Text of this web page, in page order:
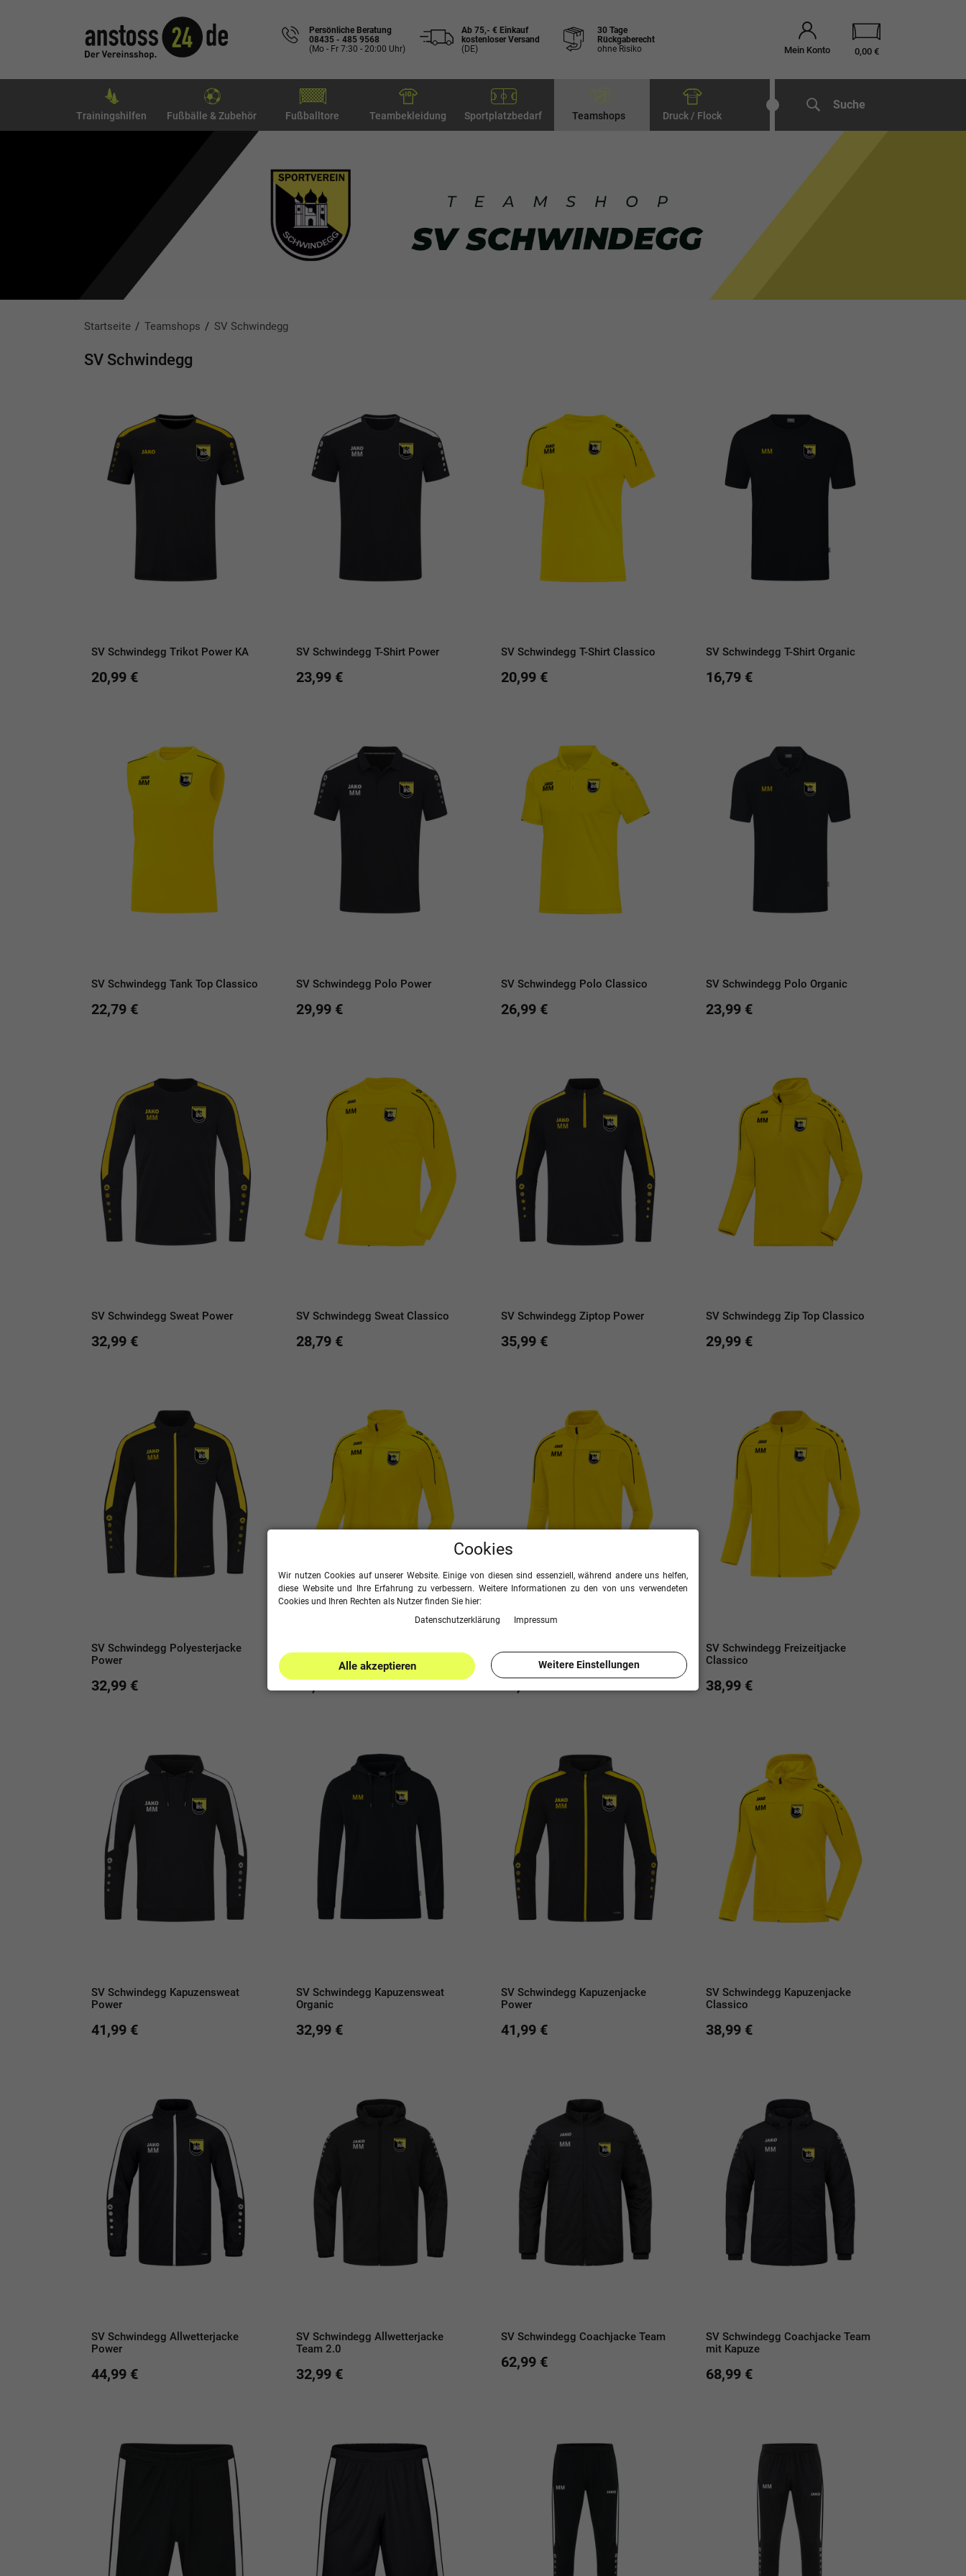
Persönliche Beratung
08435 - 485 9568
(Mo - Fr 7:30 - 20:00 Uhr)
Ab 75,- € Einkauf
kostenloser Versand
(DE)
30 Tage
Rückgaberecht
ohne Risiko
Mein Konto 0,00 €
Trainingshilfen Fußbälle & Zubehör Fußballtore Teambekleidung Sportplatzbedarf Teamshops Druck / Flock
Suche
Startseite Teamshops SV Schwindegg
SV Schwindegg
SV Schwindegg Trikot Power KA
20,99 €
SV Schwindegg T-Shirt Power
23,99 €
SV Schwindegg T-Shirt Classico
20,99 €
SV Schwindegg T-Shirt Organic
16,79 €
SV Schwindegg Tank Top Classico
22,79 €
SV Schwindegg Polo Power
29,99 €
SV Schwindegg Polo Classico
26,99 €
SV Schwindegg Polo Organic
23,99 €
SV Schwindegg Sweat Power
32,99 €
SV Schwindegg Sweat Classico
28,79 €
SV Schwindegg Ziptop Power
35,99 €
SV Schwindegg Zip Top Classico
29,99 €
SV Schwindegg Polyesterjacke
Power
32,99 € 29,99 €
Classico
SV Schwindegg Freizeitjacke
Classico
38,99 €
SV Schwindegg Kapuzensweat
Power
41,99 €
SV Schwindegg Kapuzensweat
Organic
32,99 €
SV Schwindegg Kapuzenjacke
Power
41,99 €
SV Schwindegg Kapuzenjacke
Classico
38,99 €
SV Schwindegg Allwetterjacke
Power
44,99 €
SV Schwindegg Allwetterjacke
Team 2.0
32,99 €
SV Schwindegg Coachjacke Team
62,99 €
SV Schwindegg Coachjacke Team
mit Kapuze
68,99 €
Cookies
Wir nutzen Cookies auf unserer Website. Einige von diesen sind essenziell, während andere uns helfen,
diese Website und Ihre Erfahrung zu verbessern. Weitere Informationen zu den von uns verwendeten
Cookies und Ihren Rechten als Nutzer finden Sie hier:
Daten­schutz­erklärung
Impressum
Alle akzeptieren Weitere Einstellungen